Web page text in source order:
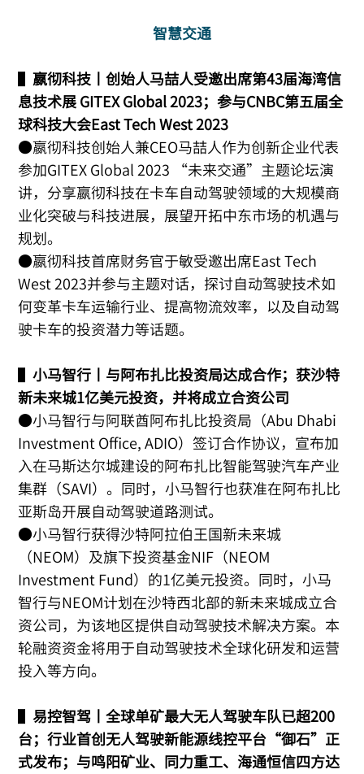
智慧交通
▌嬴彻科技丨创始人马喆人受邀出席第43届海湾信
息技术展 GITEX Global 2023；参与CNBC第五届全
球科技大会East Tech West 2023
●嬴彻科技创始人兼CEO马喆人作为创新企业代表
参加GITEX Global 2023 “未来交通”主题论坛演
讲，分享嬴彻科技在卡车自动驾驶领域的大规模商
业化突破与科技进展，展望开拓中东市场的机遇与
规划。
●嬴彻科技首席财务官于敏受邀出席East Tech
West 2023并参与主题对话，探讨自动驾驶技术如
何变革卡车运输行业、提高物流效率，以及自动驾
驶卡车的投资潜力等话题。
▌小马智行丨与阿布扎比投资局达成合作；获沙特
新未来城1亿美元投资，并将成立合资公司
●小马智行与阿联酋阿布扎比投资局（Abu Dhabi
Investment Office, ADIO）签订合作协议，宣布加
入在马斯达尔城建设的阿布扎比智能驾驶汽车产业
集群（SAVI）。同时，小马智行也获准在阿布扎比
亚斯岛开展自动驾驶道路测试。
●小马智行获得沙特阿拉伯王国新未来城
（NEOM）及旗下投资基金NIF（NEOM
Investment Fund）的1亿美元投资。同时，小马
智行与NEOM计划在沙特西北部的新未来城成立合
资公司，为该地区提供自动驾驶技术解决方案。本
轮融资资金将用于自动驾驶技术全球化研发和运营
投入等方向。
▌易控智驾丨全球单矿最大无人驾驶车队已超200
台；行业首创无人驾驶新能源线控平台“御石”正
式发布；与鸣阳矿业、同力重工、海通恒信四方达